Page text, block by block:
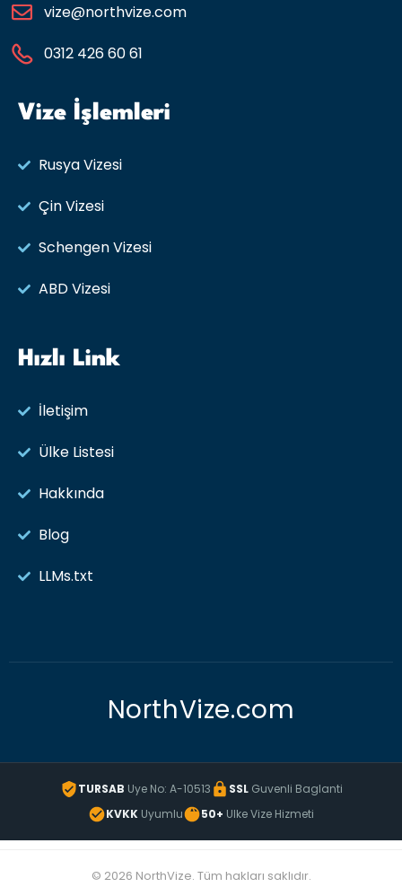
vize@northvize.com
0312 426 60 61
Vize İşlemleri
Rusya Vizesi​
Çin Vizesi
Schengen Vizesi
ABD Vizesi
Hızlı Link
İletişim
Ülke Listesi
Hakkında
Blog
LLMs.txt
NorthVize.com
TURSAB Uye No: A-10513 SSLGuvenli Baglanti
KVKK Uyumlu 50+ Ulke Vize Hizmeti
© 2026 NorthVize. Tüm hakları saklıdır.